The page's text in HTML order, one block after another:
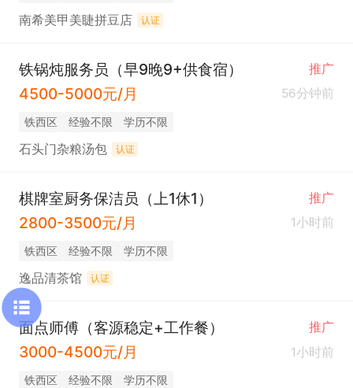
南希美甲美睫拼豆店 认证
铁锅炖服务员（早9晚9+供食宿） 推广
4500-5000元/月 56分钟前
铁西区 经验不限 学历不限
石头门杂粮汤包 认证
棋牌室厨务保洁员（上1休1） 推广
2800-3500元/月 1小时前
铁西区 经验不限 学历不限
逸品清茶馆 认证
面点师傅（客源稳定+工作餐） 推广
3000-4500元/月 1小时前
铁西区 经验不限 学历不限